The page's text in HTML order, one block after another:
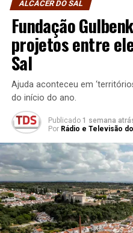
ALCÁCER DO SAL
Fundação
projetos entre
Sal
Ajuda aconteceu em
do início do ano.
Publicado 1 semana
Por Rádio e Televisão